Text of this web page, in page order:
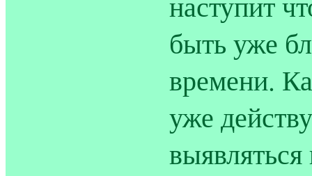
быть уже
времени.
уже